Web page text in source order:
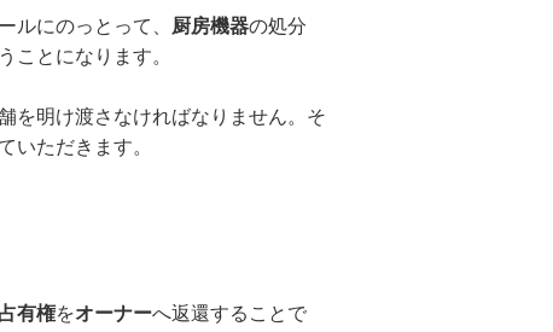
ルにのっとって、 厨房機器の処分
ことになります。
を明け渡さなければなりません。そ
いただきます。
占有権をオーナーへ返還することで